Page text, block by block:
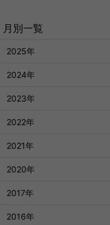
月別一覧
2025年
2024年
2023年
2022年
2021年
2020年
2017年
2016年